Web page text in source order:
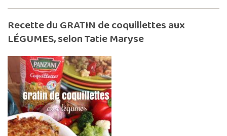
Recette du GRATIN de coquillettes aux
LÉGUMES, selon Tatie Maryse